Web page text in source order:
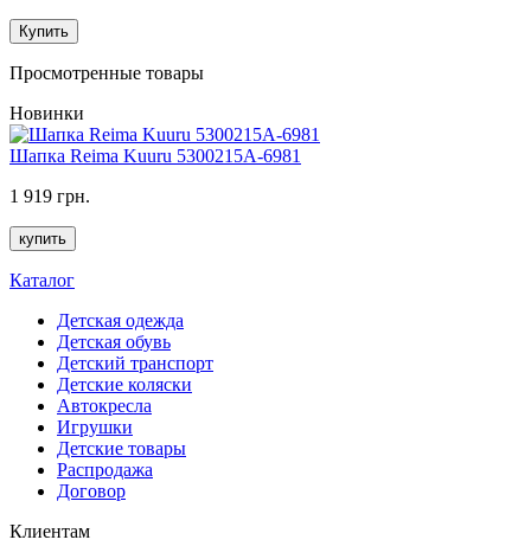
Купить
Просмотренные товары
Новинки
Шапка Reima Kuuru 5300215A-6981
1 919 грн.
купить
Каталог
Детская одежда
Детская обувь
Детский транспорт
Детские коляски
Автокресла
Игрушки
Детские товары
Распродажа
Договор
Клиентам